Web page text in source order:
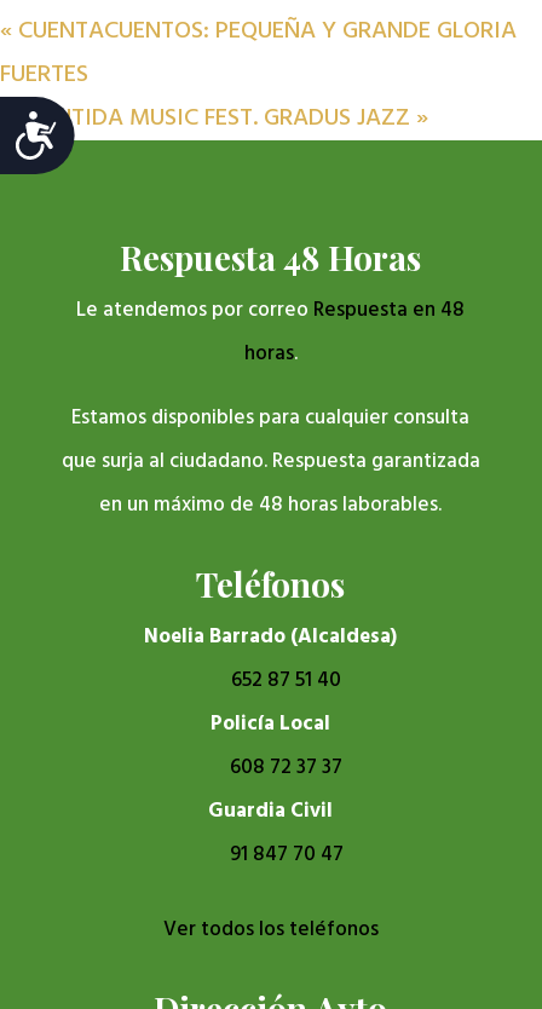
Accesibilidad
«CUENTACUENTOS: PEQUEÑA Y GRANDE GLORIA
FUERTES
ATLANTIDA MUSIC FEST. GRADUS JAZZ »
Respuesta 48 Horas
Le atendemos por correo Respuesta en 48
horas.
Estamos disponibles para cualquier consulta
que surja al ciudadano. Respuesta garantizada
en un máximo de 48 horas laborables.
Teléfonos
Noelia Barrado (Alcaldesa)
652 87 51 40
Policía Local
608 72 37 37
Guardia Civil
91 847 70 47
Ver todos los teléfonos